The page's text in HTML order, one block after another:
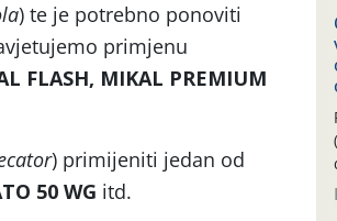
) te je potrebno ponoviti
primjenu
FLASH, MIKAL PREMIUM
) primijeniti jedan od
50 WG itd.